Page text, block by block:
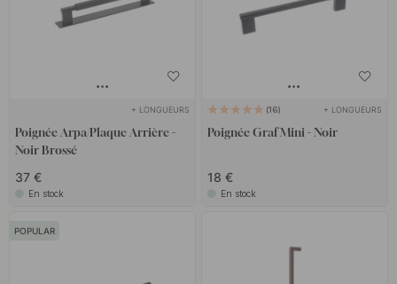
+ LONGUEURS
Poignée Arpa/Plaque Arrière -
Noir Brossé
37 €
En stock
16 + LONGUEURS
Poignée Graf Mini - Noir
18 €
En stock
POPULAR